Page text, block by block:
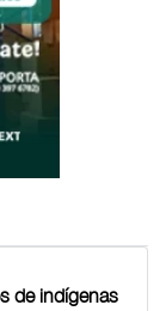
de indígenas